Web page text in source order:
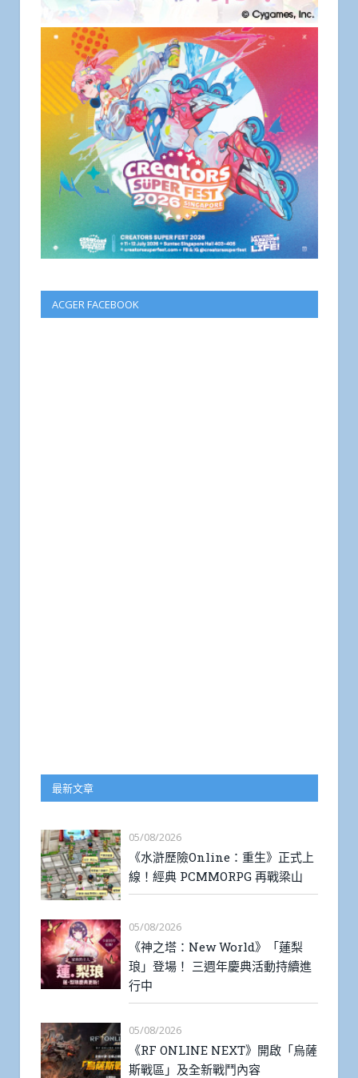
ACGER FACEBOOK
最新文章
05/08/2026
《水滸歷險Online：重生》正式上
線！經典 PCMMORPG 再戰梁山
05/08/2026
《神之塔：New World》「蓮梨
琅」登場！ 三週年慶典活動持續進
行中
05/08/2026
《RF ONLINE NEXT》開啟「烏薩
斯戰區」及全新戰鬥內容